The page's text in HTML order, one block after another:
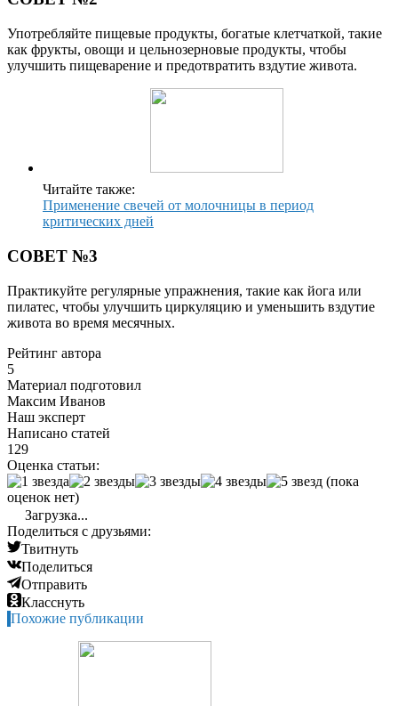
Употребляйте пищевые продукты, богатые клетчаткой, такие
как фрукты, овощи и цельнозерновые продукты, чтобы
улучшить пищеварение и предотвратить вздутие живота.
Читайте также:
Применение свечей от молочницы в период
критических дней
СОВЕТ №3
Практикуйте регулярные упражнения, такие как йога или
пилатес, чтобы улучшить циркуляцию и уменьшить вздутие
живота во время месячных.
Рейтинг автора
5
Материал подготовил
Максим Иванов
Наш эксперт
Написано статей
129
Оценка статьи:
(пока
оценок нет)
Загрузка...
Поделиться с друзьями:
Твитнуть
Поделиться
Отправить
Класснуть
Похожие публикации